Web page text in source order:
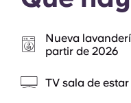
Nueva
partir de 2026
TV sala de estar